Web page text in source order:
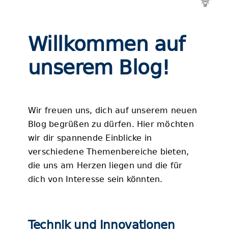
Willkommen auf
unserem Blog!
Wir freuen uns, dich auf unserem neuen
Blog begrüßen zu dürfen. Hier möchten
wir dir spannende Einblicke in
verschiedene Themenbereiche bieten,
die uns am Herzen liegen und die für
dich von Interesse sein könnten.
Technik und Innovationen